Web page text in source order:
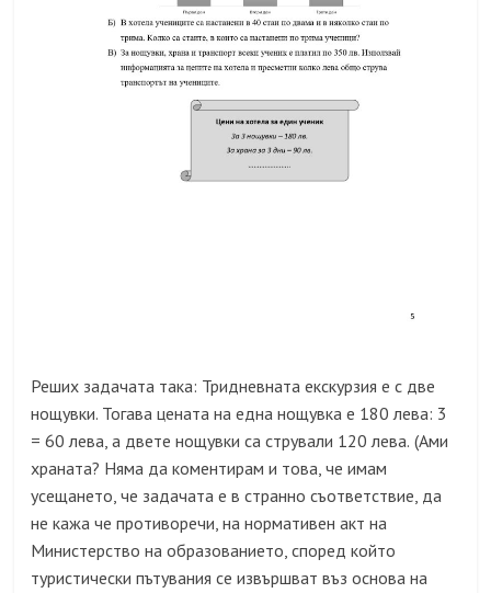
Реших задачата така: Тридневната екскурзия е с две
нощувки. Тогава цената на една нощувка е 180 лева: 3
= 60 лева, а двете нощувки са стрували 120 лева. (Ами
храната? Няма да коментирам и това, че имам
усещането, че задачата е в странно съответствие, да
не кажа че противоречи, на нормативен акт на
Министерство на образованието, според който
туристически пътувания се извършват въз основа на